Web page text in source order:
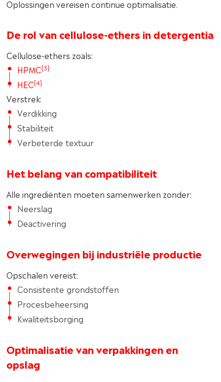
Oplossingen vereisen continue optimalisatie.
De rol van cellulose-ethers in detergentia
Cellulose-ethers zoals:
HPMC[3]
HEC[4]
Verstrek:
Verdikking
Stabiliteit
Verbeterde textuur
Het belang van compatibiliteit
Alle ingrediënten moeten samenwerken zonder:
Neerslag
Deactivering
Overwegingen bij industriële productie
Opschalen vereist:
Consistente grondstoffen
Procesbeheersing
Kwaliteitsborging
Optimalisatie van verpakkingen en
opslag